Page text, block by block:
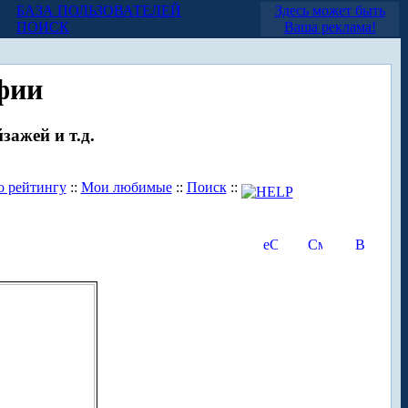
БАЗА ПОЛЬЗОВАТЕЛЕЙ
ПОИСК
Здесь может быть
Ваша реклама!
и т.д.
рейтингу:: Мои любимые:: Поиск::